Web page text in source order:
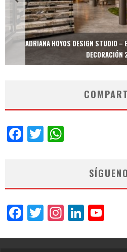
ADRIANA HOYOS DESIGN STUDIO
Facebook
Twitter
Facebook
Twitter